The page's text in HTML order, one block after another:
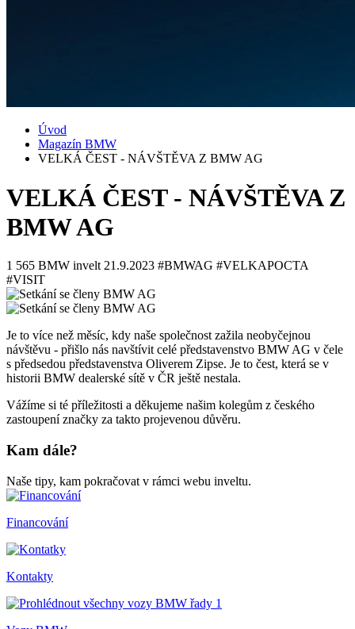
Úvod
Magazín BMW
VELKÁ ČEST - NÁVŠTĚVA Z BMW AG
VELKÁ ČEST - NÁVŠTĚVA Z
BMW AG
1 565 BMW invelt 21.9.2023 #BMWAG #VELKAPOCTA
#VISIT
Je to více než měsíc, kdy naše společnost zažila neobyčejnou
návštěvu - přišlo nás navštívit celé představenstvo BMW AG v čele
s předsedou představenstva Oliverem Zipse. Je to čest, která se v
historii BMW dealerské sítě v ČR ještě nestala.
Vážíme si té příležitosti a děkujeme našim kolegům z českého
zastoupení značky za takto projevenou důvěru.
Kam dále?
Naše tipy, kam pokračovat v rámci webu inveltu.
Financování
Kontakty